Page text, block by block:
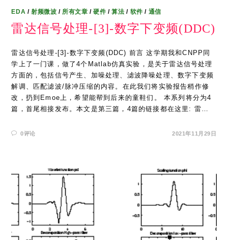
EDA /射频微波 / 所有文章 /硬件 /算法 / 软件 / 通信
雷达信号处理-[3]-数字下变频(DDC)
雷达信号处理-[3]-数字下变频(DDC) 前言 这学期我和CNPP同
学上了一门课，做了4个Matlab仿真实验，是关于雷达信号处理
方面的，包括信号产生、加噪处理、滤波降噪处理、数字下变频
解调、匹配滤波/脉冲压缩的内容。在此我们将实验报告稍作修
改，扔到Emoe上，希望能帮到后来的童鞋们。 本系列将分为4
篇，首尾相接发布。本文是第三篇，4篇的链接都在这里: 雷…
0评论 2021年11月29日